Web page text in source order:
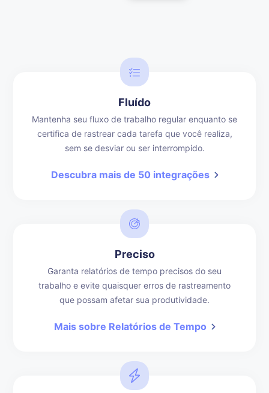
Fluído
Mantenha seu fluxo de trabalho regular enquanto se
certifica de rastrear cada tarefa que você realiza,
sem se desviar ou ser interrompido.
Descubra mais de 50 integrações
Preciso
Garanta relatórios de tempo precisos do seu
trabalho e evite quaisquer erros de rastreamento
que possam afetar sua produtividade.
Mais sobre Relatórios de Tempo